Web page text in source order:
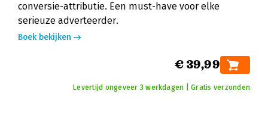
conversie-attributie. Een must-have voor elke
serieuze adverteerder.
Boek bekijken
€ 39,99
Levertijd ongeveer 3 werkdagen | Gratis verzonden